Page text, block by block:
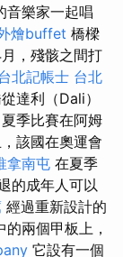
音樂家一起唱
燴buffet 橋樑
，殘骸之間打
北記帳士 台北
達利（Dali）
季比賽在阿姆
該國在奧運會
拿南屯 在夏季
的成年人可以
經過重新設計的
兩個甲板上，
它設有一個